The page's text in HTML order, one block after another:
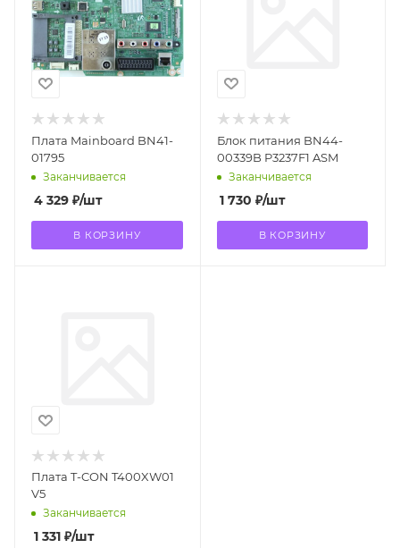
Плата Mainboard BN41-
01795
Заканчивается
4 329 ₽/шт
В КОРЗИНУ
Блок питания BN44-
00339B P3237F1 ASM
Заканчивается
1 730 ₽/шт
В КОРЗИНУ
Плата T-CON T400XW01
V5
Заканчивается
1 331 ₽/шт